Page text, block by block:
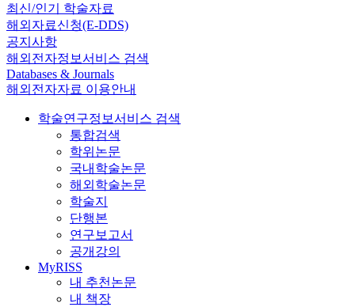
최신/인기 학술자료
해외자료신청(E-DDS)
공지사항
해외전자정보서비스 검색
Databases & Journals
해외전자자료 이용안내
학술연구정보서비스 검색
통합검색
학위논문
국내학술논문
해외학술논문
학술지
단행본
연구보고서
공개강의
MyRISS
내 추천논문
내 책장